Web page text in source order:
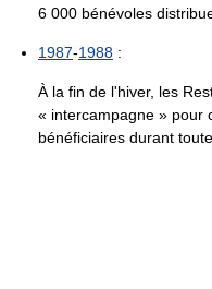
6 000 bénévoles
1987-1988 :
À la fin de l'hiver, les
« intercampagne » pour
bénéficiaires durant